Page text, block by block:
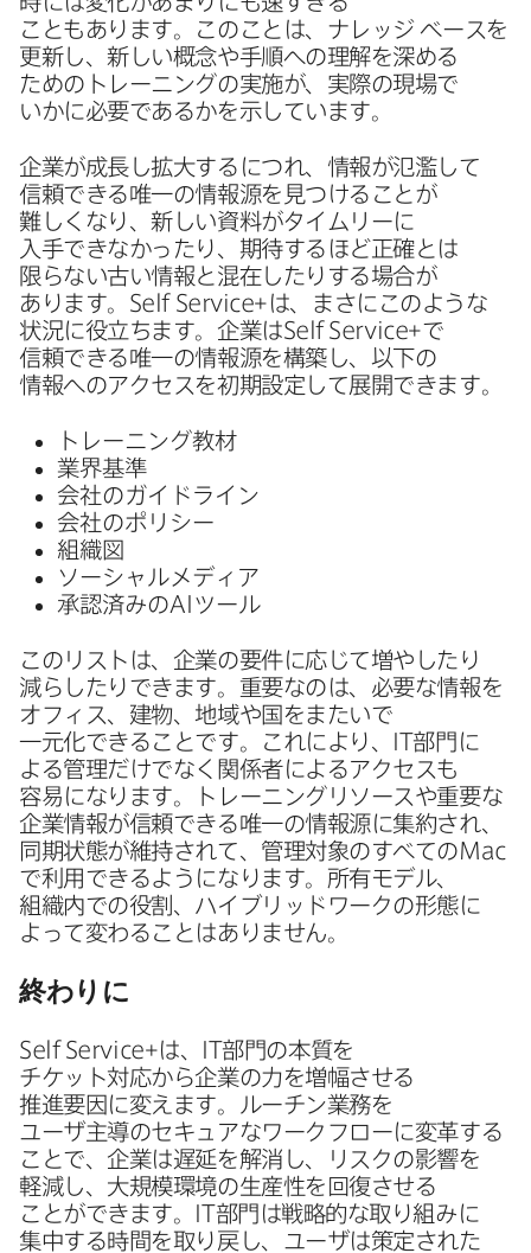
こともあります。​この​ことは、​ナレッジ ベースを​
更新し、​新しい​概念や​手順への​理解を​深める​
ための​トレーニングの​実施が、​実際の​現場で​
いかに​必要であるかを​示しています。
企業が​成長し拡大するに​つれ、​情報が​氾濫して​
信頼できる​唯一の​情報源を​見つける​ことが​
難しくなり、​新しい​資料が​タイムリーに​
入手できなかったり、​期待する​ほど​正確とは​
限らない​古い情報と​混在したりする​場合が​
あります。 Self Service+は、​まさに​このような​
状況に​役立ちます。​企業はSelf Service+で​
信頼できる​唯一の​情報源を​構築し、​以下の​
情報への​アクセスを​初期設定して​展開できます。
トレーニング教材
業界基準
会社の​ガイドライン
会社の​ポリシー
組織図
ソーシャルメディア
承認済みのAI ツール
この​リストは、​企業の​要件に​応じて​増や​したり​
減らしたりできます。​重要なのは、​必要な​情報を​
オフィス、​建物、​地域や​国を​またいで​
一元化できる​ことです。​これに​より、
IT部門に​
よる​管理だけでなく​関係者に​よる​アクセスも​
容易に​なります。​トレーニングリソースや​重要な​
企業情報が​信頼できる​唯一の​情報源に​集約され、​
同期状態が​維持されて、​管理対象の​すべてのMac
で​利用できるようになります。​所有モデル、​
組織内での​役割、​ハイブリッドワークの​形態に​
よって​変わる​ことは​ありません。
終わりに
Self Service+は、 IT部門の​本質を​
チケット対応から​企業の​力を​増幅させる​
推進要因に​変えます。​ルーチン業務を​
ユーザ主導の​セキュアな​ワークフローに​変革する​
ことで、​企業は​遅延を​解消し、​リスクの​影響を​
軽減し、​大規模環境の​生産性を​回復させる​
ことができます。
IT部門は​戦略的な​取り組みに​
集中する​時間を​取り戻し、​ユーザは​策定された​